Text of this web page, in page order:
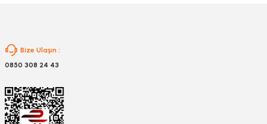
Bize Ulaşın :
0850 308 24 43